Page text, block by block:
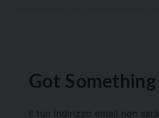
Got Something
Il tuo indirizzo email non